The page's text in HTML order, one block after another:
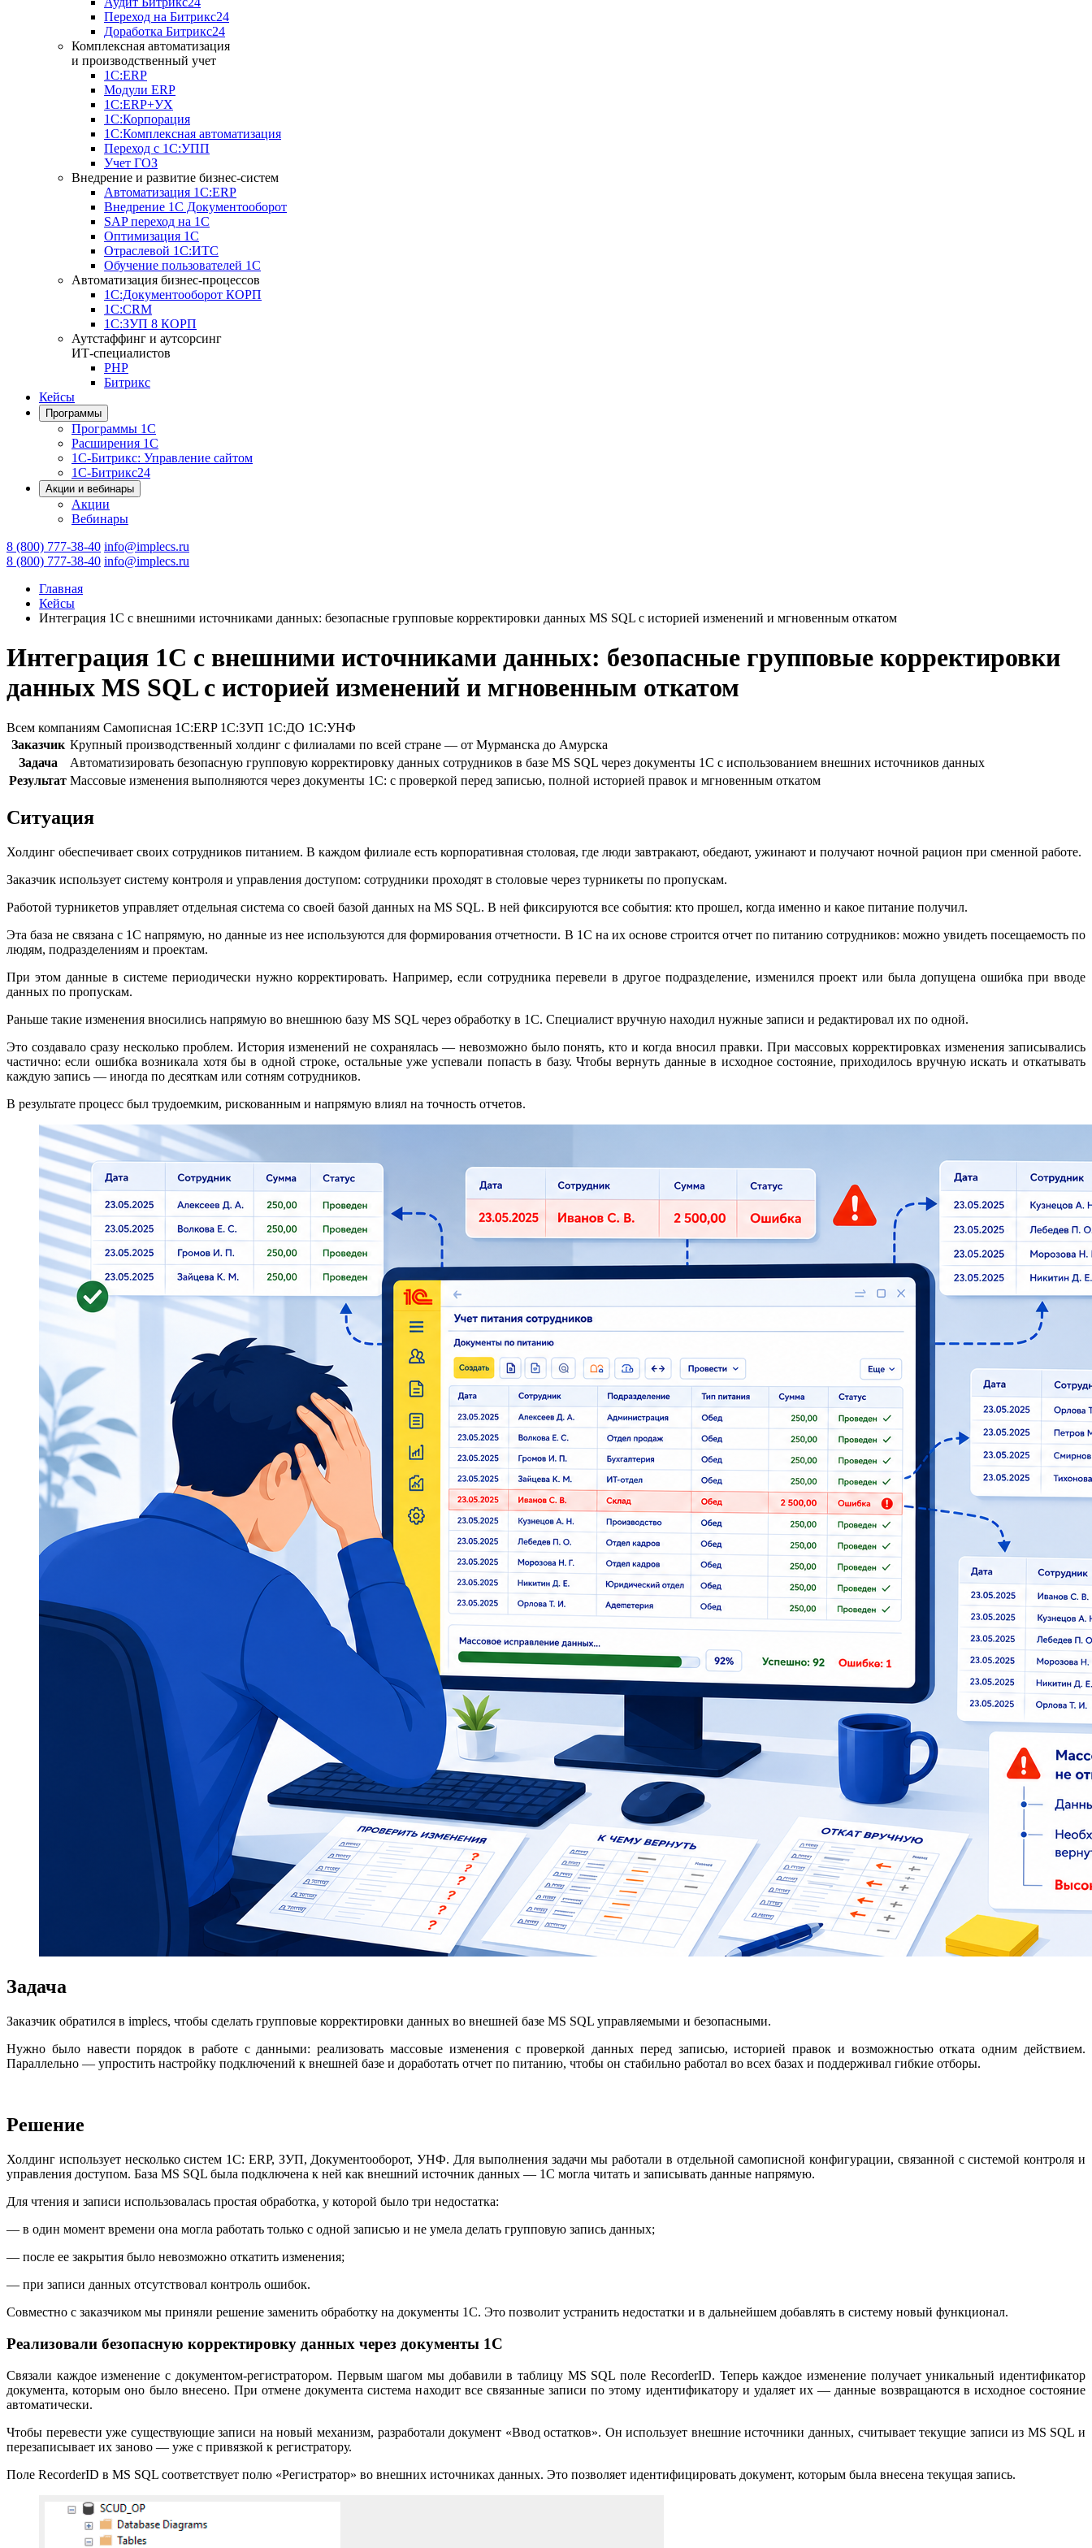
Переход на Битрикс24
Доработка Битрикс24
Комплексная автоматизация
и производственный учет
1С:ERP
Модули ERP
1C:ERP+УХ
1С:Корпорация
1С:Комплексная автоматизация
Переход с 1С:УПП
Учет ГОЗ
Внедрение и развитие бизнес-систем
Автоматизация 1С:ERP
Внедрение 1С Документооборот
SAP переход на 1С
Оптимизация 1С
Отраслевой 1С:ИТС
Обучение пользователей 1С
Автоматизация бизнес-процессов
1С:Документооборот КОРП
1С:CRM
1С:ЗУП 8 КОРП
Аутстаффинг и аутсорсинг
ИТ-специалистов
PHP
Битрикс
Кейсы
Программы
Программы 1С
Расширения 1С
1С-Битрикс: Управление сайтом
1С-Битрикс24
Акции и вебинары
Акции
Вебинары
8 (800) 777-38-40 info@implecs.ru
8 (800) 777-38-40 info@implecs.ru
Главная
Кейсы
Интеграция 1С с внешними источниками данных: безопасные групповые корректировки данных MS SQL с историей изменений и мгновенным откатом
Интеграция 1С с внешними источниками данных: безопасные групповые корректировки
данных MS SQL с историей изменений и мгновенным откатом
Всем компаниям Самописная 1С:ERP 1С:ЗУП 1С:ДО 1С:УНФ
Заказчик Крупный производственный холдинг с филиалами по всей стране — от Мурманска до Амурска
Задача
Автоматизировать безопасную групповую корректировку данных сотрудников в базе MS SQL через документы 1С с использованием внешних источников данных
Результат Массовые изменения выполняются через документы 1С: с проверкой перед записью, полной историей правок и мгновенным откатом
Ситуация
Холдинг обеспечивает своих сотрудников питанием. В каждом филиале есть корпоративная столовая, где люди завтракают, обедают, ужинают и получают ночной рацион при сменной работе.
Заказчик использует систему контроля и управления доступом: сотрудники проходят в столовые через турникеты по пропускам.
Работой турникетов управляет отдельная система со своей базой данных на MS SQL. В ней фиксируются все события: кто прошел, когда именно и какое питание получил.
Эта база не связана с 1С напрямую, но данные из нее используются для формирования отчетности. В 1С на их основе строится отчет по питанию сотрудников: можно увидеть посещаемость по
людям, подразделениям и проектам.
При этом данные в системе периодически нужно корректировать. Например, если сотрудника перевели в другое подразделение, изменился проект или была допущена ошибка при вводе
данных по пропускам.
Раньше такие изменения вносились напрямую во внешнюю базу MS SQL через обработку в 1С. Специалист вручную находил нужные записи и редактировал их по одной.
Это создавало сразу несколько проблем. История изменений не сохранялась — невозможно было понять, кто и когда вносил правки. При массовых корректировках изменения записывались
частично: если ошибка возникала хотя бы в одной строке, остальные уже успевали попасть в базу. Чтобы вернуть данные в исходное состояние, приходилось вручную искать и откатывать
каждую запись — иногда по десяткам или сотням сотрудников.
В результате процесс был трудоемким, рискованным и напрямую влиял на точность отчетов.
Задача
Заказчик обратился в implecs, чтобы сделать групповые корректировки данных во внешней базе MS SQL управляемыми и безопасными.
Нужно было навести порядок в работе с данными: реализовать массовые изменения с проверкой данных перед записью, историей правок и возможностью отката одним действием.
Параллельно — упростить настройку подключений к внешней базе и доработать отчет по питанию, чтобы он стабильно работал во всех базах и поддерживал гибкие отборы.
Решение
Холдинг использует несколько систем 1С: ERP, ЗУП, Документооборот, УНФ. Для выполнения задачи мы работали в отдельной самописной конфигурации, связанной с системой контроля и
управления доступом. База MS SQL была подключена к ней как внешний источник данных — 1С могла читать и записывать данные напрямую.
Для чтения и записи использовалась простая обработка, у которой было три недостатка:
— в один момент времени она могла работать только с одной записью и не умела делать групповую запись данных;
— после ее закрытия было невозможно откатить изменения;
— при записи данных отсутствовал контроль ошибок.
Совместно с заказчиком мы приняли решение заменить обработку на документы 1С. Это позволит устранить недостатки и в дальнейшем добавлять в систему новый функционал.
Реализовали безопасную корректировку данных через документы 1С
Связали каждое изменение с документом-регистратором. Первым шагом мы добавили в таблицу MS SQL поле RecorderID. Теперь каждое изменение получает уникальный идентификатор
документа, которым оно было внесено. При отмене документа система находит все связанные записи по этому идентификатору и удаляет их — данные возвращаются в исходное состояние
автоматически.
Чтобы перевести уже существующие записи на новый механизм, разработали документ «Ввод остатков». Он использует внешние источники данных, считывает текущие записи из MS SQL и
перезаписывает их заново — уже с привязкой к регистратору.
Поле RecorderID в MS SQL соответствует полю «Регистратор» во внешних источниках данных. Это позволяет идентифицировать документ, которым была внесена текущая запись.